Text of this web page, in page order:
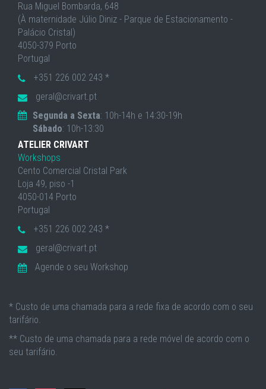
Rua Miguel Bombarda, 648
(À maternidade Júlio Diniz - Parque de Estacionamento -
Palácio Cristal)
4050-379 Porto
Portugal
+351 226 002 243 *
geral@crivart.pt
Segunda a Sexta: 10h-14h e 14:30-19h
Sábado: 10h-13:30
ATELIER CRIVART
Workshops
Cento Comercial Cristal Park
Loja 49, piso -1
4050-014 Porto
Portugal
+351 226 002 243 *
geral@crivart.pt
Agende o seu Workshop
* Custo de uma chamada para a rede fixa de acordo com o seu
tarifário.
** Custo de uma chamada para a rede móvel de acordo com o
seu tarifário.